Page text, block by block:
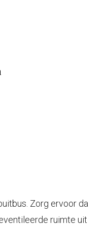
Zorg ervoor da
ruimte uit